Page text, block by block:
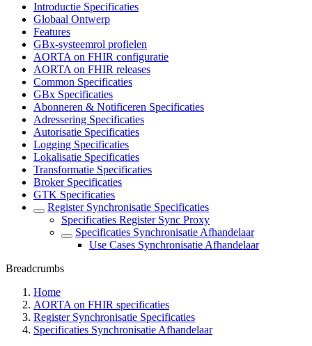
Introductie Specificaties
Globaal Ontwerp
Features
GBx-systeemrol profielen
AORTA on FHIR configuratie
AORTA on FHIR releases
Common Specificaties
GBx Specificaties
Abonneren & Notificeren Specificaties
Adressering Specificaties
Autorisatie Specificaties
Logging Specificaties
Lokalisatie Specificaties
Transformatie Specificaties
Broker Specificaties
GTK Specificaties
Register Synchronisatie Specificaties
Specificaties Register Sync Proxy
Specificaties Synchronisatie Afhandelaar
Use Cases Synchronisatie Afhandelaar
Breadcrumbs
Home
AORTA on FHIR specificaties
Register Synchronisatie Specificaties
Specificaties Synchronisatie Afhandelaar